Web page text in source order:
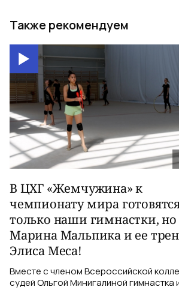
Также рекомендуем
В ЦХГ «Жемчужина» к
чемпионату мира
только наши гимнастки,
Марина Мальпика и ее
Элиса Меса!
Вместе с членом Всероссийской
судей Ольгой Минигалиной гимнастка